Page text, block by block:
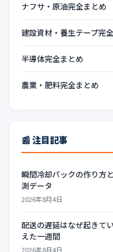
ナフサ・原油完全まとめ
建設資材・養生テープ完
半導体完全まとめ
農業・肥料完全まとめ
📰 注目記事
瞬間冷却パックの作り方
測データ
2026年8月4日
配送の遅延はなぜ起きて
えた一週間
2026年8月4日